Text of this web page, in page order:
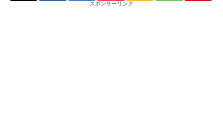
スポンサーリンク